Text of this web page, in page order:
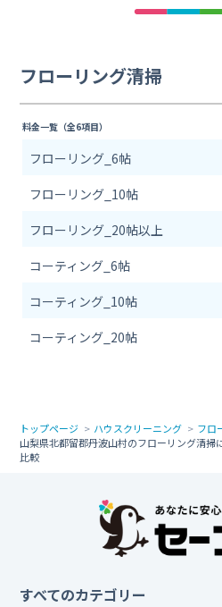
フローリング清掃
料金一覧（全6項目）
フローリング_6帖
フローリング_10帖
フローリング_20帖以上
コーティング_6帖
コーティング_10帖
コーティング_20帖
トップページ ハウスクリーニング
フロ
山梨県北都留郡丹波山村のフローリング清掃
比較
すべてのカテゴリー